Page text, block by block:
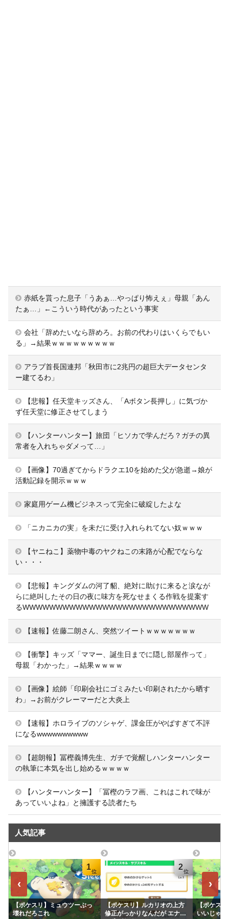
赤紙を貰った息子「うあぁ…やっぱり怖えぇ」母親「あん
たぁ…」←こういう時代があったという事実
会社「辞めたいなら辞めろ。お前の代わりはいくらでもい
る」→結果ｗｗｗｗｗｗｗｗｗ
アラブ首長国連邦「秋田市に2兆円の超巨大データセンタ
ー建てるわ」
【悲報】任天堂キッズさん、「Aボタン長押し」に気づか
ず任天堂に修正させてしまう
【ハンターハンター】旅団「ヒソカで学んだろ？ガチの異
常者を入れちゃダメって…」
【画像】70過ぎてからドラクエ10を始めた父が急逝→娘が
活動記録を開示ｗｗｗ
家庭用ゲーム機ビジネスって完全に破綻したよな
「ニカニカの実」を未だに受け入れられてない奴ｗｗｗ
【ヤニねこ】薬物中毒のヤクねこの末路が心配でならな
い・・・
【悲報】キングダムの河了貂、絶対に助けに来ると涙なが
らに絶叫したその日の夜に味方を死なせまくる作戦を提案す
るWWWWWWWWWWWWWWWWWWWWWWWWWWWW
【速報】佐藤二朗さん、突然ツイートｗｗｗｗｗｗｗ
【衝撃】キッズ「ママー、誕生日までに隠し部屋作って」
母親「わかった」→結果ｗｗｗｗ
【画像】絵師「印刷会社にゴミみたい印刷されたから晒す
わ」→お前がクレーマーだと大炎上
【速報】ホロライブのソシャゲ、課金圧がやばすぎて不評
になるwwwwwwwwww
【超朗報】冨樫義博先生、ガチで覚醒しハンターハンター
の執筆に本気を出し始めるｗｗｗｗ
【ハンターハンター】「冨樫のラフ画、これはこれで味が
あっていいよね」と擁護する読者たち
人気記事
‹
1
【ポケスリ】ミュウツーぶっ
壊れだろこれ
2
【ポケスリ】ルカリオの上方
修正がっかりなんだが エナジ
【ポケス
いいじゃん
›